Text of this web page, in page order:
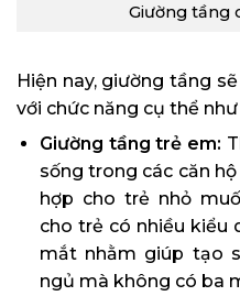
Giường tầng
Hiện nay, giường tầng
với chức năng cụ thể như
Giường tầng trẻ em:
sống trong các căn
hợp cho trẻ nhỏ
cho trẻ có nhiều kiểu
mắt nhằm giúp tạo
ngủ mà không có ba